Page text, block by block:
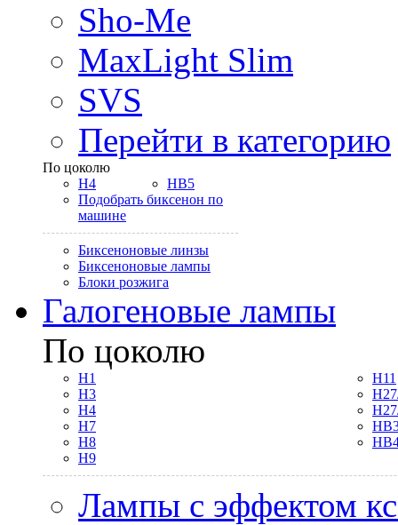
Sho-Me
MaxLight Slim
SVS
Перейти в категорию
По цоколю
H4
HB5
Подобрать биксенон по
машине
Биксеноновые линзы
Биксеноновые лампы
Блоки розжига
Галогеновые лампы
По цоколю
H1
H3
H4
H7
H8
H9
H11
Лампы с эффектом